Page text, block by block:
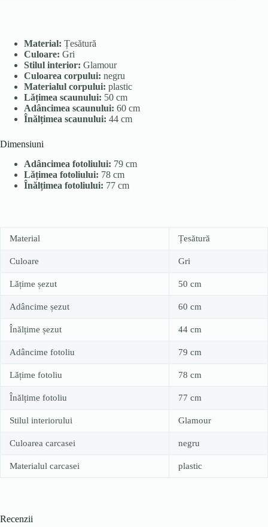
Material: Țesătură
Culoare: Gri
Stilul interior: Glamour
Culoarea corpului: negru
Materialul corpului: plastic
Lățimea scaunului: 50 cm
Adâncimea scaunului: 60 cm
Înălțimea scaunului: 44 cm
Dimensiuni
Adâncimea fotoliului: 79 cm
Lățimea fotoliului: 78 cm
Înălțimea fotoliului: 77 cm
Material Țesătură
Culoare Gri
Lățime șezut 50 cm
Adâncime șezut 60 cm
Înălțime șezut 44 cm
Adâncime fotoliu 79 cm
Lățime fotoliu 78 cm
Înălțime fotoliu 77 cm
Stilul interiorului Glamour
Culoarea carcasei negru
Materialul carcasei plastic
Recenzii